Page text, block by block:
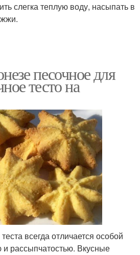
слегка теплую воду, насыпать в
песочное для
тесто на
всегда отличается особой
и рассыпчатостью. Вкусные